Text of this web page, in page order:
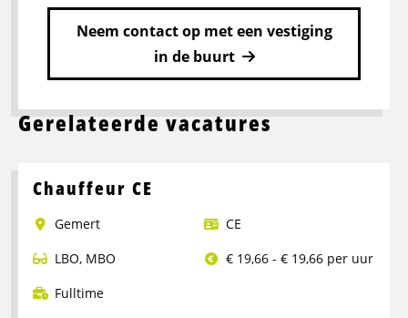
Neem contact op met een vestiging
in de buurt
Gerelateerde vacatures
Chauffeur CE
Gemert
CE
LBO, MBO
€ 19,66 - € 19,66 per uur
Fulltime